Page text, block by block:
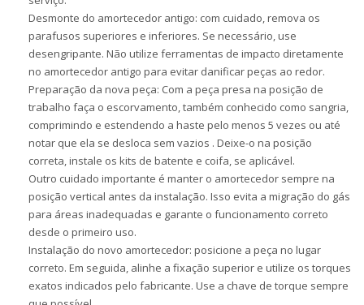
Desmonte do amortecedor antigo: com cuidado, remova os
parafusos superiores e inferiores. Se necessário, use
desengripante. Não utilize ferramentas de impacto diretamente
no amortecedor antigo para evitar danificar peças ao redor.
Preparação da nova peça: Com a peça presa na posição de
trabalho faça o escorvamento, também conhecido como sangria,
comprimindo e estendendo a haste pelo menos 5 vezes ou até
notar que ela se desloca sem vazios . Deixe-o na posição
correta, instale os kits de batente e coifa, se aplicável.
Outro cuidado importante é manter o amortecedor sempre na
posição vertical antes da instalação. Isso evita a migração do gás
para áreas inadequadas e garante o funcionamento correto
desde o primeiro uso.
Instalação do novo amortecedor: posicione a peça no lugar
correto. Em seguida, alinhe a fixação superior e utilize os torques
exatos indicados pelo fabricante. Use a chave de torque sempre